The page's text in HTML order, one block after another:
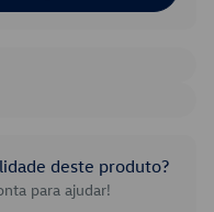
deste produto?
para ajudar!